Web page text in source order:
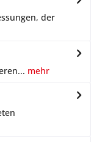
der
mehr